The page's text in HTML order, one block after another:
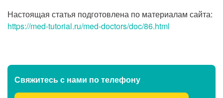
Настоящая статья подготовлена по материалам сайта:
https://med-tutorial.ru/med-doctors/doc/86.html
Свяжитесь с нами по телефону